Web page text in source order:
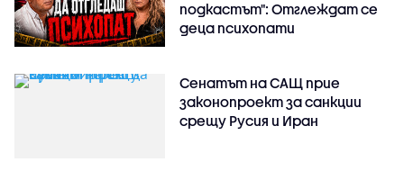
подкастът": Отглеждат се
деца психопати
Сенатът на САЩ прие
законопроект за санкции
срещу Русия и Иран